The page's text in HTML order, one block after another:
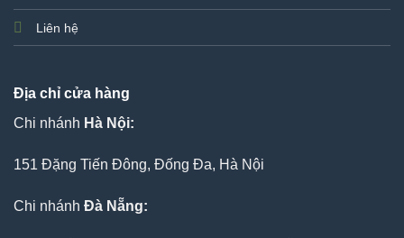
Liên hệ
Địa chỉ cửa hàng
Chi nhánh Hà Nội:
151 Đặng Tiến Đông, Đống Đa, Hà Nội
Chi nhánh Đà Nẵng: